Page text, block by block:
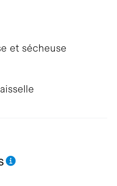
et sécheuse